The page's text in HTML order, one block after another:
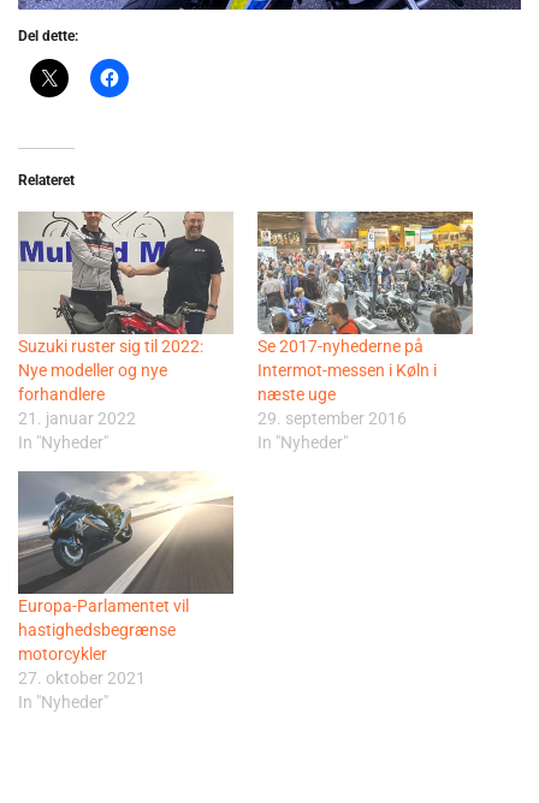
Del dette:
Relateret
Suzuki ruster sig til 2022:
Nye modeller og nye
forhandlere
21. januar 2022
In "Nyheder"
Se 2017-nyhederne på
Intermot-messen i Køln i
næste uge
29. september 2016
In "Nyheder"
Europa-Parlamentet vil
hastighedsbegrænse
motorcykler
27. oktober 2021
In "Nyheder"